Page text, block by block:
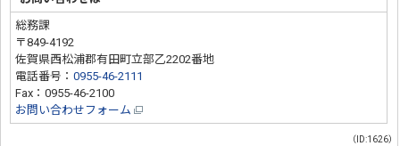
総務課
〒849-4192
佐賀県西松浦郡有田町立部乙2202番地
電話番号：0955-46-2111
Fax：0955-46-2100
お問い合わせフォーム
（ID:1626）